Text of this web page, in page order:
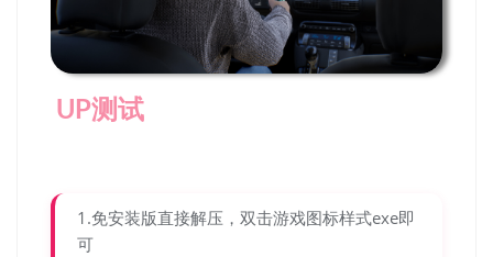
UP测试
1.免安装版直接解压，双击游戏图标样式exe即
可